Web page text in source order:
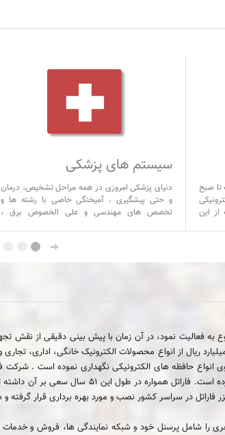
سیستم های پزشکی
دنیای پزشکی امروزی در همه مراحل تشخیص، درمان
و حتی پیشگیری ، آمیختگی خاصی با رشته ها و
تخصص های مهندسی و علی الخصوص برق ،
مختلف کاملاً به استفاده از تجهیزات، دستگاهها و
ادوات الکترونیکی، برقی و کامپیوتری وابسته هستند.
تا صبح
این
در تاریخ 1352/03/27 رسما شروع به فعالیت نمود، در آن زمان با پيش
ریال از انواع محصولات الکترونیک خانگی، اداری،
انواع حافظه های الکترونیکی نگهداری نموده است . شرکت
"پیشرو صنایع الکترونیک در ایران"